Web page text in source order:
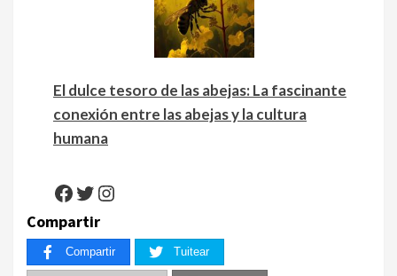
El dulce tesoro de las abejas: La fascinante
conexión entre las abejas y la cultura
humana
Facebook
Twitter
Instagram
Compartir
Compartir Tuitear